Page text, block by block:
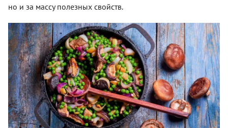
но и за массу полезных свойств.